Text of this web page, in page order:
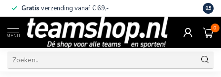
Gratis verzending vanaf € 69,- Eigen
8.5
MENU
0